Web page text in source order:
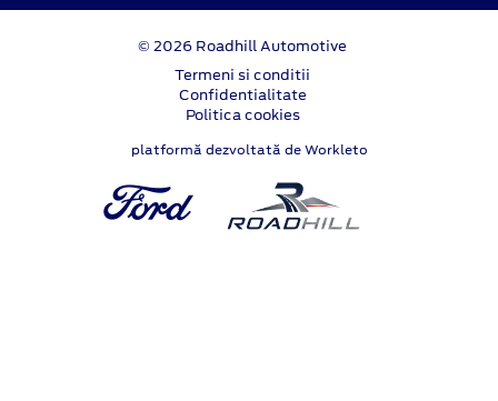
© 2026 Roadhill Automotive
Termeni si conditii
Confidentialitate
Politica cookies
platformă dezvoltată de Workleto